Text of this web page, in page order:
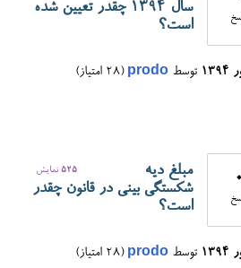
سال ۱۳۹۴ چقدر تعیین شده
است؟
توسط prodo
(
28 امتیاز)
0
525 نمایش
مبلغ دیه
شکستگی بینی در قانون چقدر
است؟
توسط prodo
(
28 امتیاز)